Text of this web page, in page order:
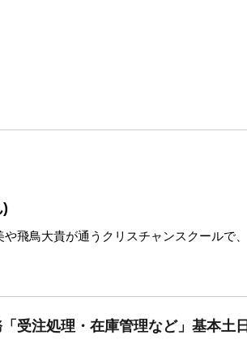
飛鳥大貴が通うクリスチャンスクールで
受注処理・在庫管理など」基本土